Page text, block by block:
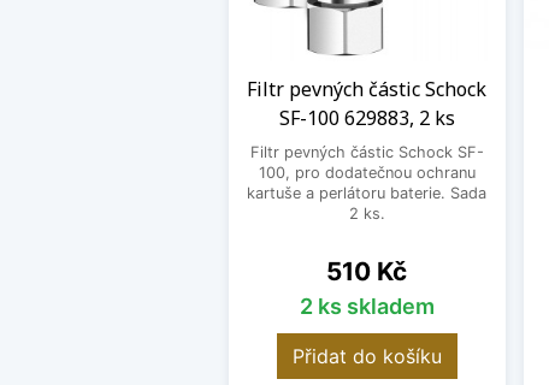
Filtr pevných částic Schock
SF-100 629883, 2 ks
Filtr pevných částic Schock SF-
100, pro dodatečnou ochranu
kartuše a perlátoru baterie. Sada
2 ks.
Cena
510 Kč
2 ks skladem
Přidat do košíku